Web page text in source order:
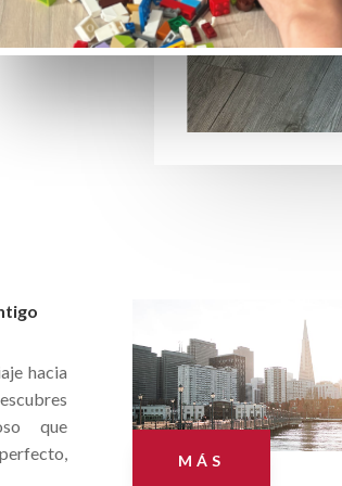
hacia
que
MÁS